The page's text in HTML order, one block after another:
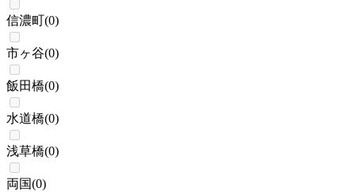
信濃町(0)
市ヶ谷(0)
飯田橋(0)
水道橋(0)
浅草橋(0)
両国(0)